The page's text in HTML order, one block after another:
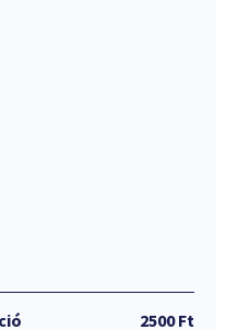
2500 Ft